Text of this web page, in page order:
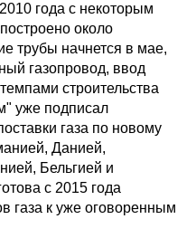
года с некоторым
около
трубы начнется в мае,
газопровод, ввод
строительства
уже подписал
газа по новому
Данией,
Бельгией и
с 2015 года
газа к уже оговоренным